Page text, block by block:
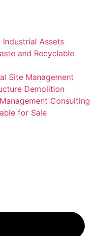
Industrial Assets
and Recyclable
Site Management
Demolition
Consulting
for Sale